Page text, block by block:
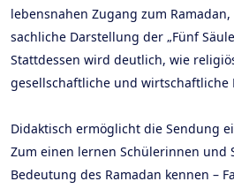
lebensnahen Zugang zum
sachliche Darstellung der „Fünf
Stattdessen wird deutlich, wie
gesellschaftliche und wirtschaftliche
Didaktisch ermöglicht die Sendung
Zum einen lernen Schülerinnen und
Bedeutung des Ramadan kennen –